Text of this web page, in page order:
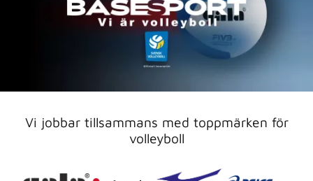
Vi jobbar tillsammans med toppmärken för
volleyboll